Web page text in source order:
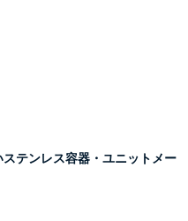
ステンレス容器・ユニットメー